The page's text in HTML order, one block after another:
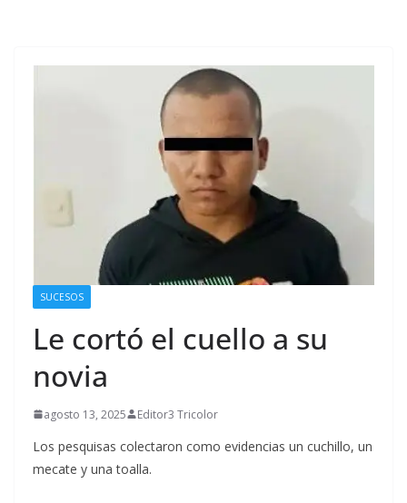
SUCESOS
Le cortó el cuello a su
novia
agosto 13, 2025 Editor3 Tricolor
Los pesquisas colectaron como evidencias un cuchillo, un
mecate y una toalla.